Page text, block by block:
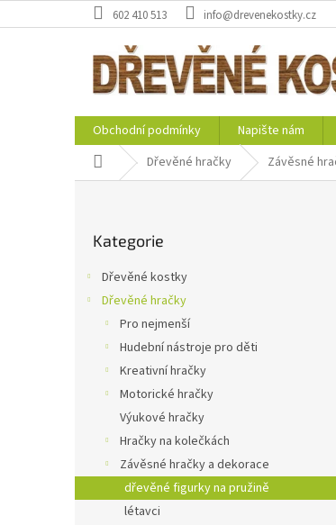
na
602 410 513 info@drevenekostky.cz
Obchodní podmínky Napište nám
Domů Dřevěné hračky Závěsné
kategorie
Kategorie
Dřevěné kostky
Dřevěné hračky
Pro nejmenší
Hudební nástroje pro děti
Kreativní hračky
Motorické hračky
Výukové hračky
Hračky na kolečkách
Závěsné hračky a dekorace
dřevěné figurky na pružině
létavci